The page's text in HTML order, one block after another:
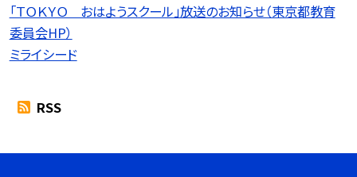
「ＴＯＫＹＯ おはようスクール」放送のお知らせ（東京都教育
委員会HP）
ミライシード
RSS